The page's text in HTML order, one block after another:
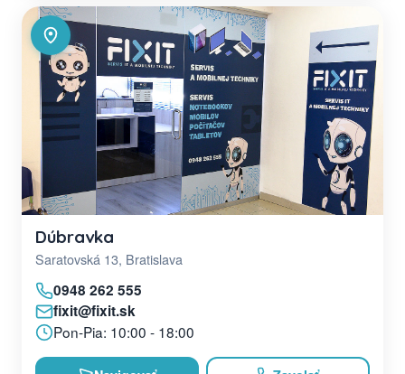
Dúbravka
Saratovská 13, Bratislava
0948 262 555
fixit@fixit.sk
Pon-Pia: 10:00 - 18:00